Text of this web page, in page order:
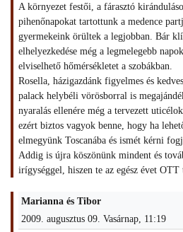
A környezet festői, a fárasztó
pihenőnapokat tartottunk a medence
gyermekeink örültek a legjobban. Bár
elhelyezkedése még a legmelegebb
elviselhető hőmérsékletet a szobákban.
Rosella, házigazdánk figyelmes és
palack helybéli vörösborral is
nyaralás ellenére még a tervezett
ezért biztos vagyok benne, hogy ha
elmegyünk Toscanába és ismét kérni
Addig is újra köszönünk mindent és
irígységgel, hiszen te az egész évet
Marianna és Tibor
2009. augusztus 09. Vasárnap, 11:19